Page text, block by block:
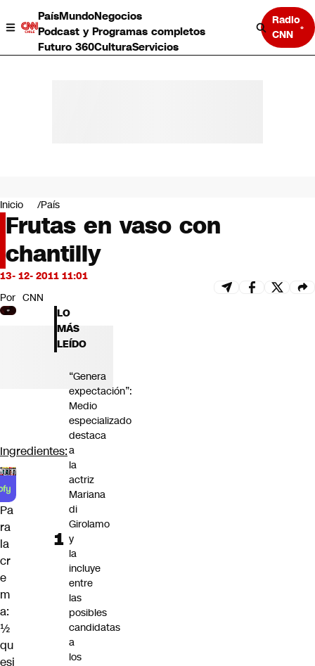
PaísMundoNegocios
Podcast y Programas completos
Futuro 360CulturaServicios
Radio
CNN
Negocios
Deportes
Programas completos
Cultura
Servicios
Bits
CNN Data
CNN tiempo
Futuro 360
Inicio País
Frutas en vaso con
chantilly
13- 12- 2011 11:01
Por CNN
Ingredientes:
Pa
ra
la
cr
e
m
a:
½
qu
esi
LO
MÁS
LEÍDO
“Genera
expectación”:
Medio
especializado
destaca
a
la
actriz
Mariana
di
Girolamo
y
la
incluye
entre
las
posibles
candidatas
a
los